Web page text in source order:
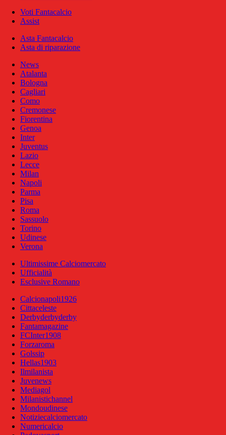
Voti Fantacalcio
Assist
Asta Fantacalcio
Asta di riparazione
News
Atalanta
Bologna
Cagliari
Como
Cremonese
Fiorentina
Genoa
Inter
Juventus
Lazio
Lecce
Milan
Napoli
Parma
Pisa
Roma
Sassuolo
Torino
Udinese
Verona
Ultimissime Calciomercato
Ufficialità
Esclusive Romano
Calcionapoli1926
Cittaceleste
Derbyderbyderby
Fantamagazine
FCInter1908
Forzaroma
Golssip
Hellas1903
Ilmilanista
Juvenews
Mediagol
Milanistichannel
Mondoudinese
Notiziecalciomercato
Numericalcio